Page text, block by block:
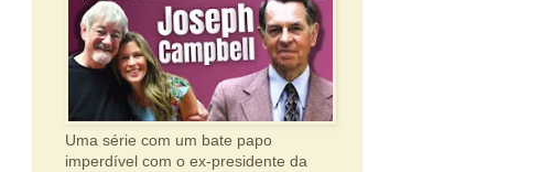
Uma série com um bate papo
imperdível com o ex-presidente da